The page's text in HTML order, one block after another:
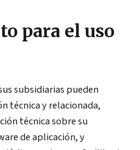
para el uso
subsidiarias pueden
técnica y relacionada,
técnica sobre su
de aplicación, y